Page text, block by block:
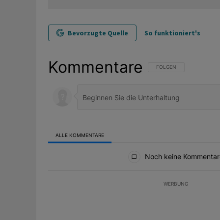
Bevorzugte Quelle So funktioniert's
Kommentare FOLGE DIESER
FOLGEN
ALLE KOMMENTARE
Noch keine
WERBUNG